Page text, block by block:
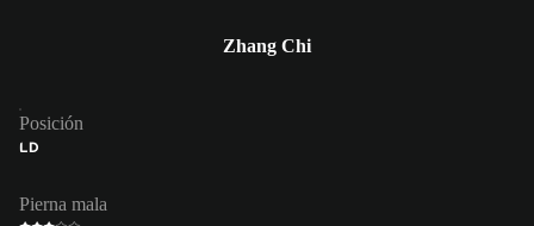
Zhang Chi
Posición
LD
Pierna mala